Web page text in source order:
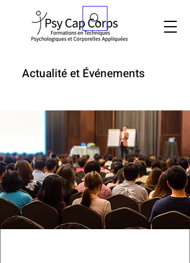
Actualité et Événements